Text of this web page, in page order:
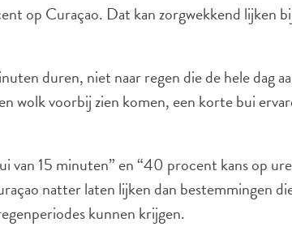
op Curaçao. Dat kan zorgwekkend lijken
duren, niet naar regen die de hele dag
wolk voorbij zien komen, een korte bui
van 15 minuten” en “40 procent kans op
natter laten lijken dan bestemmingen
kunnen krijgen.